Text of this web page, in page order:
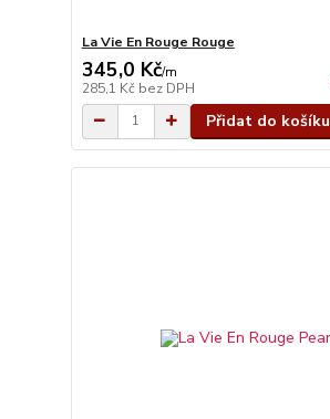
La Vie En Rouge Rouge
345,0 Kč/m
285,1 Kč bez DPH
Přidat do košíku